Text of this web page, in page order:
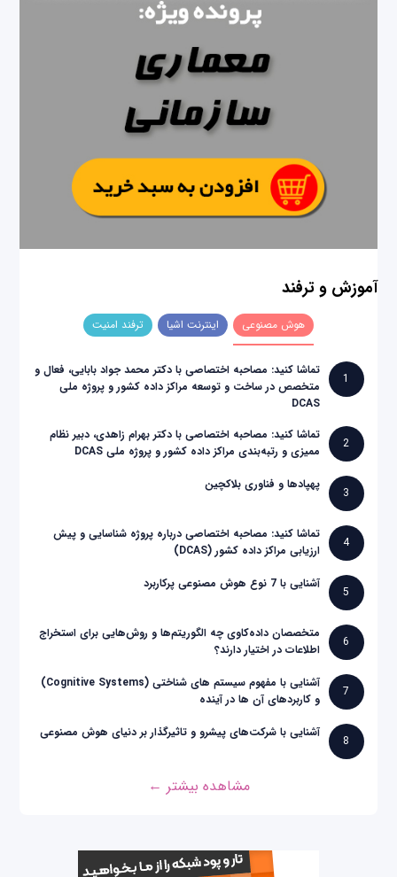
آموزش و ترفند
هوش مصنوعی اینترنت اشیا ترفند امنیت
1
تماشا کنید: مصاحبه اختصاصی با دکتر محمد جواد بابایی، فعال و
متخصص در ساخت و توسعه مراکز داده کشور و پروژه ملی
DCAS
2
تماشا کنید: مصاحبه اختصاصی با دکتر بهرام زاهدی، دبیر نظام
ممیزی و رتبه‌بندی مراکز داده کشور و پروژه ملی DCAS
3
پهپادها و فناوری بلاکچین
4
تماشا کنید: مصاحبه اختصاصی درباره پروژه شناسایی و پیش
ارزیابی مراکز داده کشور (DCAS)
5
آشنایی با 7 نوع هوش مصنوعی پرکاربرد
6
متخصصان داده‌کاوی چه الگوریتم‌ها و روش‌هایی برای استخراج
اطلاعات در اختیار دارند؟
7
آشنایی با مفهوم سیستم های شناختی (Cognitive Systems)
و کاربردهای آن ها در آینده
8
آشنایی با شرکت‌های پیشرو و تاثیرگذار بر دنیای هوش مصنوعی
مشاهده بیشتر ←